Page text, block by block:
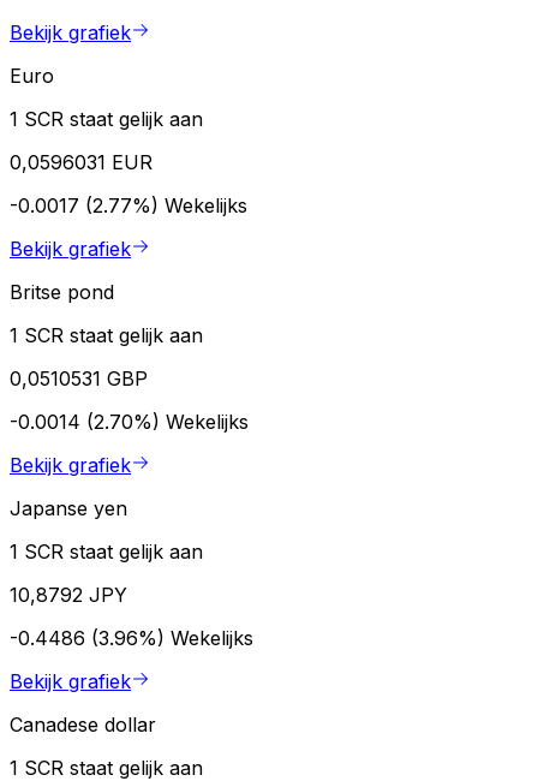
Bekijk grafiek
Euro
1 SCR staat gelijk aan
0,0596031 EUR
-0.0017 (2.77%) Wekelijks
Bekijk grafiek
Britse pond
1 SCR staat gelijk aan
0,0510531 GBP
-0.0014 (2.70%) Wekelijks
Bekijk grafiek
Japanse yen
1 SCR staat gelijk aan
10,8792 JPY
-0.4486 (3.96%) Wekelijks
Bekijk grafiek
Canadese dollar
1 SCR staat gelijk aan